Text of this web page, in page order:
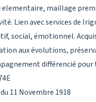
elementaire, maillage
Lien avec services de
social, émotionnel.
aux évolutions,
différencié
11 Novembre 1918